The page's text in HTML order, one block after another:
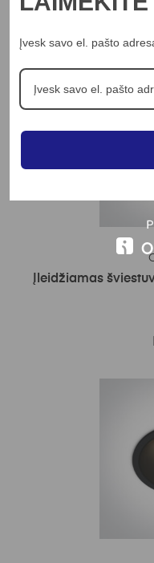
Įleidžiamas
Įvesk savo el. pašto